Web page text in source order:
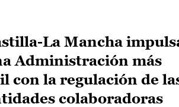
La Mancha
Administración más
con la regulación de
colaboradoras